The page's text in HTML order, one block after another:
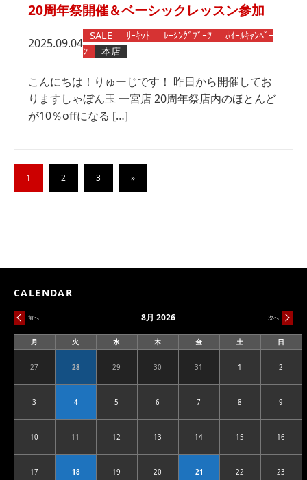
20周年祭開催＆ベーシックレッスン参加
2025.09.04
SALE ｻｰｷｯﾄ ﾚｰｼﾝｸﾞﾌﾞｰﾂ
ﾎｲｰﾙｷｬﾝﾍﾟｰ
ﾝ
本店
こんにちは！りゅーじです！ 昨日から開催してお
りますしゃぼん玉 一宮店 20周年祭店内のほとんど
が10％offになる […]
1 2 3 »
CALENDAR
前へ 次へ
8月 2026
月
曜
火
曜
水
曜
木
曜
金
曜
土
曜
日
曜
272026.07.27 282026.07.28 292026.07.29 302026.07.30 312026.07.31 12026.08.01 2
32026.08.03 42026.08.04 52026.08.05 62026.08.06 72026.08.07 82026.08.08 9
102026.08.10 112026.08.11 122026.08.12 132026.08.13 142026.08.14 152026.08.15 16
172026.08.17 182026.08.18 192026.08.19 202026.08.20 212026.08.21 222026.08.22 23